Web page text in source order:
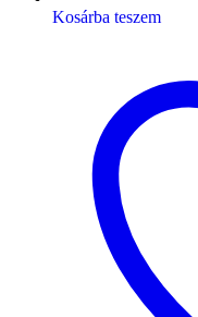
Kosárba teszem